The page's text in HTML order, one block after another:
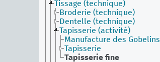
Tissage (technique)
Broderie (technique)
Dentelle (technique)
Tapisserie (activité)
Manufacture des Gobelins
Tapisserie
Tapisserie fine